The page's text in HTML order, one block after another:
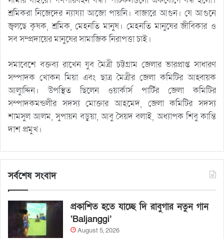
শ্রমিকরা নিজেদের ন্যায্যা আজো পায়নি। বাজারে আগুন। যে আগুনে
জ্বলছে কৃষক, শ্রমিক, মেহনতি মানুষ। মেহনতি মানুষের জীবিকার ও
সব সম্প্রদায়ের মানুষের সামাজিক নিরাপত্তা চাই।
সমাবেশে বক্তব্য রাখেন যুব মৈত্রী চট্টগ্রাম জেলার ভারপ্রাপ্ত সাধারণ
সম্পাদক খোকন মিয়া এবং ছাত্র মৈত্রীর জেলা কমিটির আহ্বায়ক
আলাুদ্দিন। উপস্থিত ছিলেন ওয়ার্কার্স পার্টির জেলা কমিটির
সম্পাদকমন্ডলীর সদস্য মোক্তার আহমেদ, জেলা কমিটির সদস্য
শামসুল আলম, সুপায়ন বড়ুয়া, আবু সৈয়দ বলাই, অধ্যাপক শিবু কান্তি
দাশ প্রমুখ।
সর্বশেষ সংবাদ
প্রকাশিত হতে যাচ্ছে দি রাবুগার নতুন গান
‘Baljanggi’
August 5, 2026